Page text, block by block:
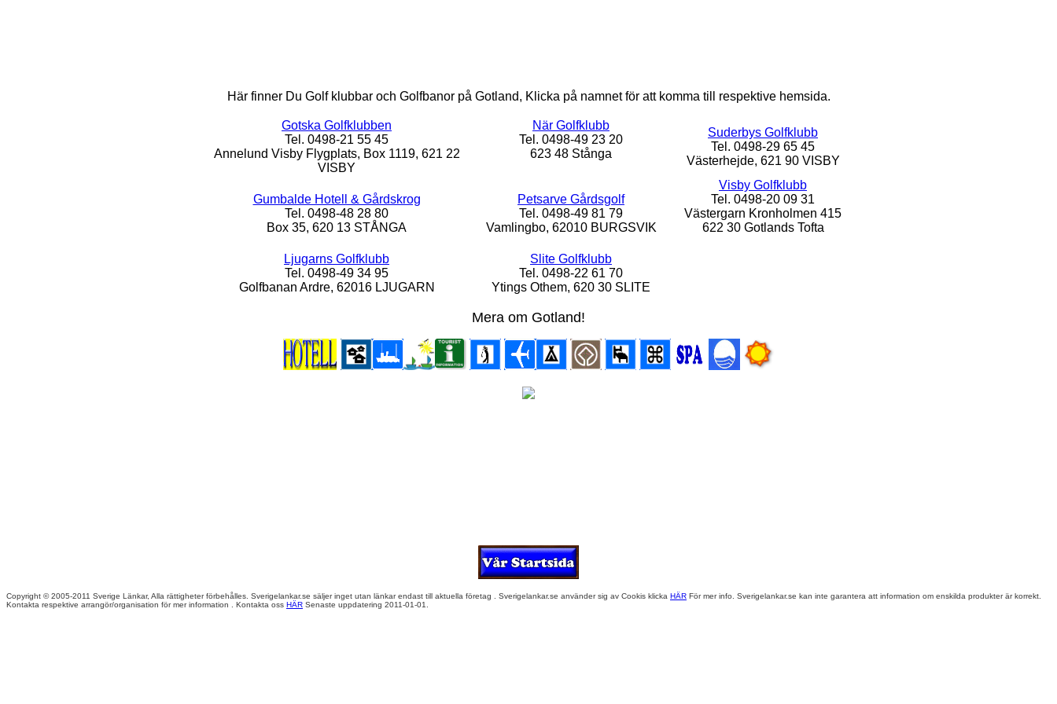
Här finner Du Golf klubbar och Golfbanor på Gotland, Klicka på namnet för att komma till respektive hemsida.
Gotska Golfklubben
Tel. 0498-21 55 45
Annelund Visby Flygplats, Box 1119, 621 22
VISBY
När Golfklubb
Tel. 0498-49 23 20
623 48 Stånga
Suderbys Golfklubb
Tel. 0498-29 65 45
Västerhejde, 621 90 VISBY
Gumbalde Hotell & Gårdskrog
Tel. 0498-48 28 80
Box 35, 620 13 STÅNGA
Petsarve Gårdsgolf
Tel. 0498-49 81 79
Vamlingbo, 62010 BURGSVIK
Visby Golfklubb
Tel. 0498-20 09 31
Västergarn Kronholmen 415
622 30 Gotlands Tofta
Ljugarns Golfklubb
Tel. 0498-49 34 95
Golfbanan Ardre, 62016 LJUGARN
Slite Golfklubb
Tel. 0498-22 61 70
Ytings Othem, 620 30 SLITE
Mera om Gotland!
Copyright © 2005-2011 Sverige Länkar, Alla rättigheter förbehålles. Sverigelankar.se säljer inget utan länkar endast till aktuella företag . Sverigelankar.se använder sig av Cookis klicka HÄR För mer info. Sverigelankar.se kan inte garantera att information om enskilda produkter är korrekt.
Kontakta respektive arrangör/organisation för mer information . Kontakta oss HÄR Senaste uppdatering 2011-01-01.